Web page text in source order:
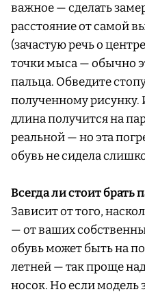
важное — сделать
расстояние от самой
(зачастую речь о
точки мыса — обычно
пальца. Обведите
полученному рисунку.
длина получится на
реальной — но эта
обувь не сидела
Всегда ли стоит брать
Зависит от того,
— от ваших
обувь может быть на
летней — так проще
носок. Но если модель